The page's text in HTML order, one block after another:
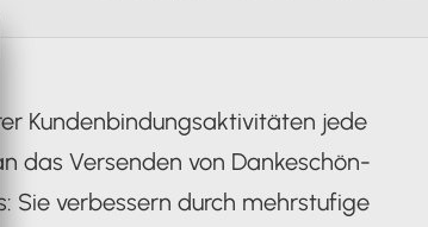
Kundenbindungsaktivitäten jede
das Versenden von Dankeschön-
Sie verbessern durch mehrstufige